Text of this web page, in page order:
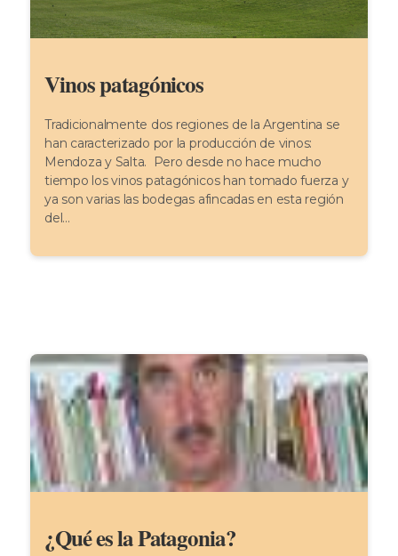
Vinos patagónicos
Tradicionalmente dos regiones de la Argentina se
han caracterizado por la producción de vinos:
Mendoza y Salta. Pero desde no hace mucho
tiempo los vinos patagónicos han tomado fuerza y
ya son varias las bodegas afincadas en esta región
del...
¿Qué es la Patagonia?